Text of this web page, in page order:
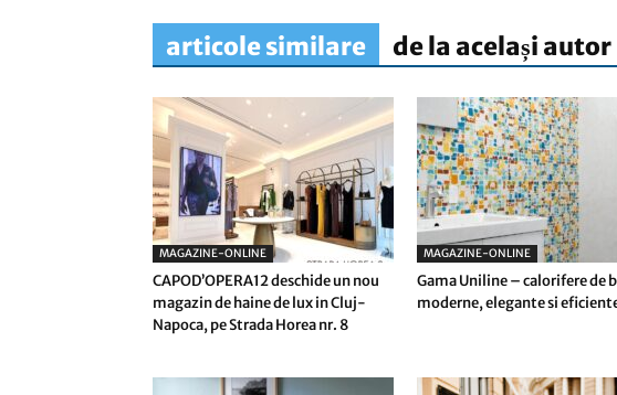
articole similare de la același autor
MAGAZINE-ONLINE
CAPOD’OPERA12 deschide un nou
magazin de haine de lux in Cluj-
Napoca, pe Strada Horea nr. 8
MAGAZINE-ONLINE
Gama Uniline – calorifere de
moderne, elegante si